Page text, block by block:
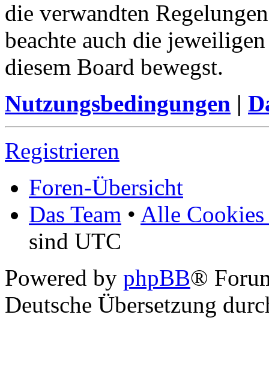
die verwandten
beachte auch die
diesem Board bewegst.
Nutzungsbedingungen |
Registrieren
Foren-Übersicht
Das Team • Alle Cookies
sind UTC
Powered by phpBB®
Deutsche Übersetzung